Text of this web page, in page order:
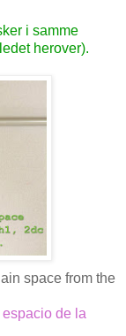
i samme
herover).
space from the
de la